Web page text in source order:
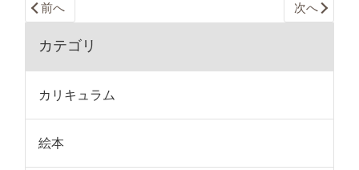
前へ 次へ
カテゴリ
カリキュラム
絵本